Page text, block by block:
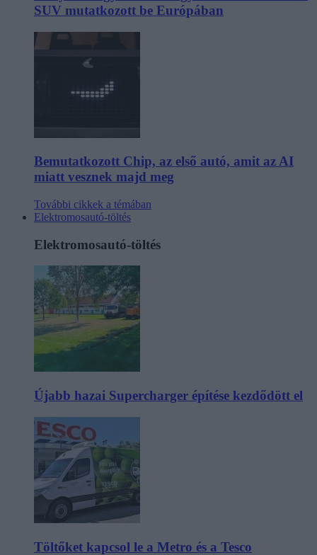
SUV mutatkozott be Európában
Bemutatkozott Chip, az első autó, amit az AI
miatt vesznek majd meg
További cikkek a témában
Elektromosautó-töltés
Elektromosautó-töltés
Újabb hazai Supercharger építése kezdődött el
Töltőket kapcsol le a Metro és a Tesco